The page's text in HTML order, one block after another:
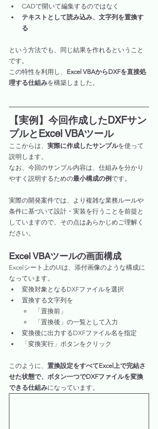
CADで開いて編集するのではなく
テキストとして読み込み、文字列を置換す
る
という方法でも、同じ結果を作れるということ
です。
この特性を利用し、 Excel VBAからDXFを直接処
理する仕組みを構築しました。
【実例】今回作成したDXFサン
プルとExcel VBAツール
ここからは、 実際に作成したサンプルを使って
説明します。
なお、今回のサンプル内容は、仕組みを分かり
やすく説明するための最小構成の例です。
実際の開発案件では、より複雑な業務ルールや
条件に基づいて設計・実装を行うことを前提と
していますので、その点はあらかじめご理解く
ださい。
Excel VBAツールの画面構成
Excelシート上のUIは、添付画像のような構成に
なっています。
変換対象となるDXFファイルを選択
置換する文字列を
「置換前」
「置換後」の一覧として入力
変換後に出力するDXFファイル名を指定
「変換実行」ボタンをクリック
このように、 置換設定をすべてExcel上で完結さ
せた状態で、ボタン一つでDXFファイルを変換
できる仕組みになっています。